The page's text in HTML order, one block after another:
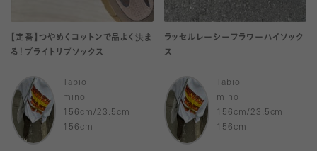
【定番】つやめくコットンで品よく決ま
る！ブライトリブソックス
Tabio
mino
156cm/23.5cm
156cm
ラッセルレーシーフラワーハイソック
ス
Tabio
mino
156cm/23.5cm
156cm